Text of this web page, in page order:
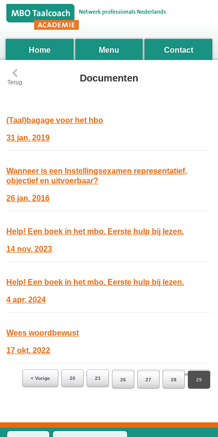
Home Menu Contact
‹
Terug Documenten
(Taal)bagage voor het hbo
31 jan. 2019
Wanneer is een Instellingsexamen representatief,
objectief en uitvoerbaar?
26 jan. 2016
Help! Een boek in het mbo. Eerste hulp bij lezen.
14 nov. 2023
Help! Een boek in het mbo. Eerste hulp bij lezen.
4 apr. 2024
Wees woordbewust
17 okt. 2022
Ga naar pagina:
< Vorige
20 21 22 23 24 25
26 27 28 29